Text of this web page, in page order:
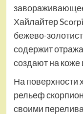
Хайлайтер
бежево-
содержит
создают на коже
На поверхности
рельеф
своими